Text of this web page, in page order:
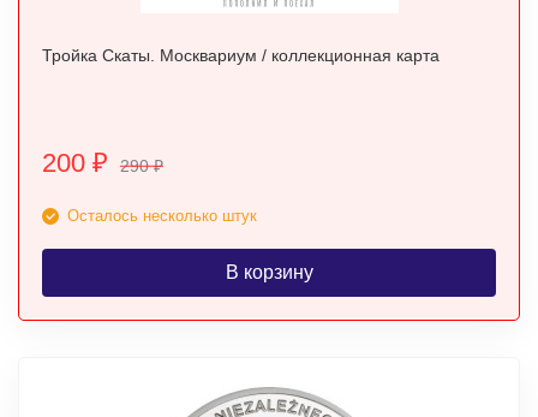
Тройка Скаты. Москвариум / коллекционная карта
200 ₽ 290₽
Осталось несколько штук
В корзину